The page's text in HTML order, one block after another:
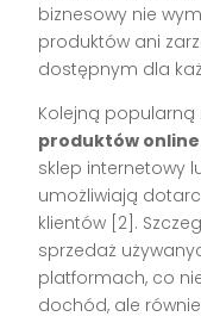
biznesowy nie
produktów ani
dostępnym dla
Kolejną
produktów online
sklep internetowy
umożliwiają
klientów [2].
sprzedaż
platformach, co
dochód, ale